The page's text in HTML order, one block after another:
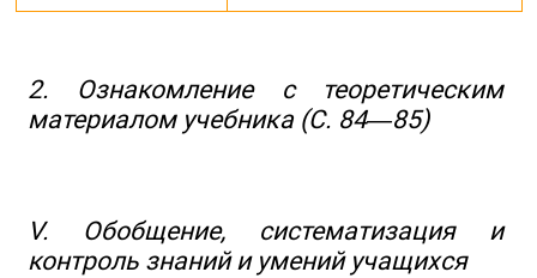
2. Ознакомление с теоретическим
материалом учебника (С. 84—85)
V. Обобщение, систематизация и
контроль знаний и умений учащихся